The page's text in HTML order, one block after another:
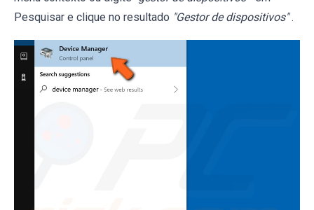
Pesquisar e clique no resultado "Gestor de dispositivos" .